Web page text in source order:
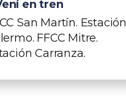
en tren
San Martín. Estación
FFCC Mitre.
Carranza.